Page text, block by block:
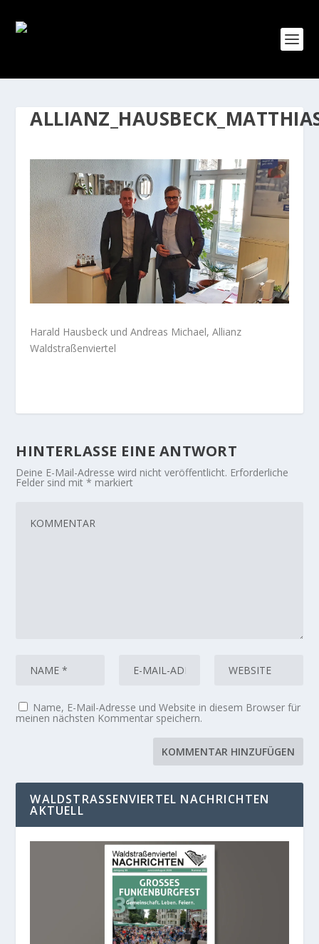
Harald Hausbeck und Andreas Michael, Allianz
Waldstraßenviertel
HINTERLASSE EINE ANTWORT
Deine E-Mail-Adresse wird nicht veröffentlicht. Erforderliche
Felder sind mit* markiert
Name, E-Mail-Adresse und Website in diesem Browser für
meinen nächsten Kommentar speichern.
WALDSTRASSENVIERTEL NACHRICHTEN A
KTUELL